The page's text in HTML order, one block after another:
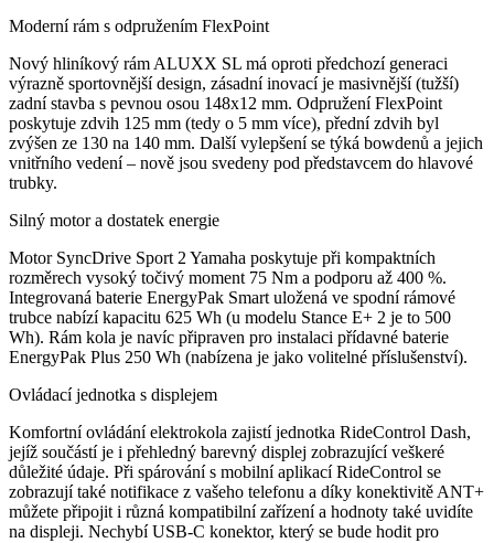
Moderní rám s odpružením FlexPoint
Nový hliníkový rám ALUXX SL má oproti předchozí generaci
výrazně sportovnější design, zásadní inovací je masivnější (tužší)
zadní stavba s pevnou osou 148x12 mm. Odpružení FlexPoint
poskytuje zdvih 125 mm (tedy o 5 mm více), přední zdvih byl
zvýšen ze 130 na 140 mm. Další vylepšení se týká bowdenů a jejich
vnitřního vedení – nově jsou svedeny pod představcem do hlavové
trubky.
Silný motor a dostatek energie
Motor SyncDrive Sport 2 Yamaha poskytuje při kompaktních
rozměrech vysoký točivý moment 75 Nm a podporu až 400 %.
Integrovaná baterie EnergyPak Smart uložená ve spodní rámové
trubce nabízí kapacitu 625 Wh (u modelu Stance E+ 2 je to 500
Wh). Rám kola je navíc připraven pro instalaci přídavné baterie
EnergyPak Plus 250 Wh (nabízena je jako volitelné příslušenství).
Ovládací jednotka s displejem
Komfortní ovládání elektrokola zajistí jednotka RideControl Dash,
jejíž součástí je i přehledný barevný displej zobrazující veškeré
důležité údaje. Při spárování s mobilní aplikací RideControl se
zobrazují také notifikace z vašeho telefonu a díky konektivitě ANT+
můžete připojit i různá kompatibilní zařízení a hodnoty také uvidíte
na displeji. Nechybí USB-C konektor, který se bude hodit pro